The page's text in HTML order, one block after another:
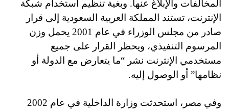
المخالفات والإبلاغ عنها. وبغية تنظيم استخدام شبكة
الإنترنت، تستند المملكة العربية السعودية إلى قرار
صادر من مجلس الوزراء في عام 2001 يحمل وزن
المرسوم التنفيذي، ويحظر القرار على جميع
مستخدمي الإنترنت نشر “ما يتعارض مع الدولة أو
نظامها” أو الوصول إليه.
و
في مصر، استحدثت وزارة الداخلية في عام 2002